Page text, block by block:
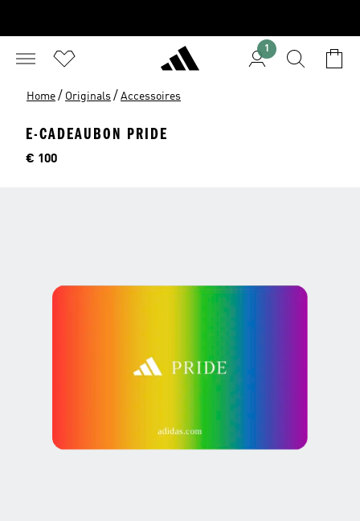
1
Home / Originals / Accessoires
E-CADEAUBON PRIDE
Price
€ 100